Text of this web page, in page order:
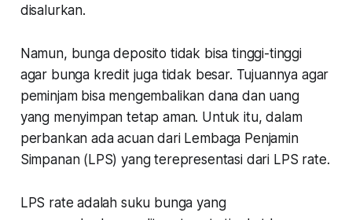
disalurkan.
Namun, bunga deposito tidak bisa tinggi-tinggi
agar bunga kredit juga tidak besar. Tujuannya agar
peminjam bisa mengembalikan dana dan uang
yang menyimpan tetap aman. Untuk itu, dalam
perbankan ada acuan dari Lembaga Penjamin
Simpanan (LPS) yang terepresentasi dari LPS rate.
LPS rate adalah suku bunga yang